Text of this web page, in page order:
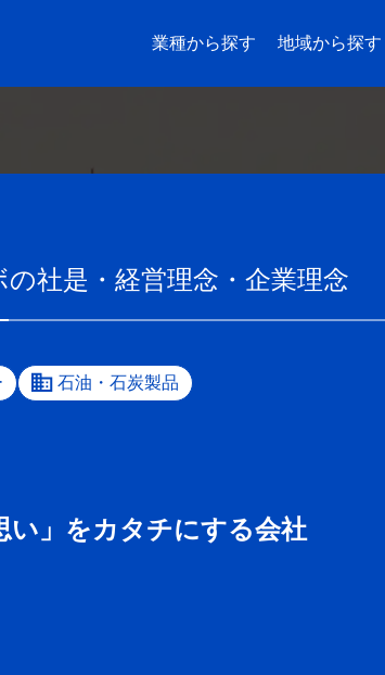
業種から探す 地域から探す
の社是・経営理念・企業理念
石油・石炭製品
い」をカタチにする会社